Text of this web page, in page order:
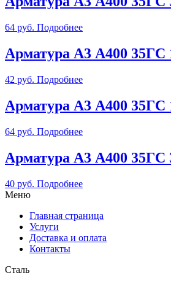
64 руб. Подробнее
Арматура А3 А400 35ГС
42 руб. Подробнее
Арматура А3 А400 35ГС
64 руб. Подробнее
Арматура А3 А400 35ГС
40 руб. Подробнее
Меню
Главная страница
Услуги
Доставка и оплата
Контакты
Сталь